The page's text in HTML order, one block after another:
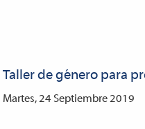
Taller de género para
Martes, 24 Septiembre 2019